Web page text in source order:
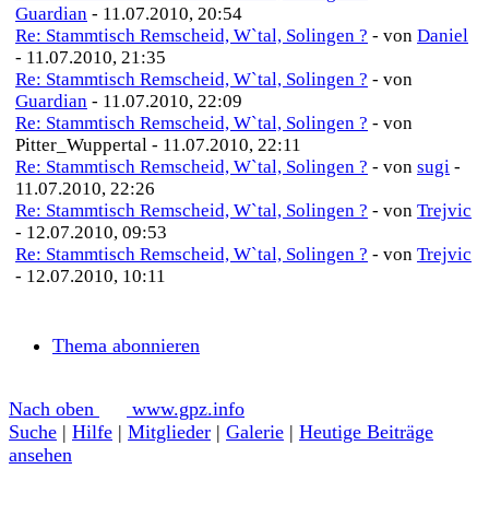
Guardian - 11.07.2010, 20:54
Re: Stammtisch Remscheid, W`tal, Solingen ? - von Daniel
- 11.07.2010, 21:35
Re: Stammtisch Remscheid, W`tal, Solingen ? - von
Guardian - 11.07.2010, 22:09
Re: Stammtisch Remscheid, W`tal, Solingen ? - von
Pitter_Wuppertal - 11.07.2010, 22:11
Re: Stammtisch Remscheid, W`tal, Solingen ? - von sugi -
11.07.2010, 22:26
Re: Stammtisch Remscheid, W`tal, Solingen ? - von Trejvic
- 12.07.2010, 09:53
Re: Stammtisch Remscheid, W`tal, Solingen ? - von Trejvic
- 12.07.2010, 10:11
Thema abonnieren
Nach oben
www.gpz.info
Suche | Hilfe | Mitglieder | Galerie | Heutige Beiträge
ansehen